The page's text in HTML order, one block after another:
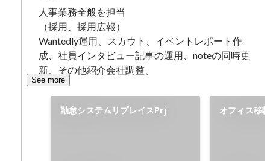
人事業務全般を担当
（採用、採用広報）
Wantedly運用、スカウト、イベントレポート作
成、社員インタビュー記事の運用、noteの同時更
新、その他紹介会社調整、
See more
勤怠システムリプレイスPrj オフィス移